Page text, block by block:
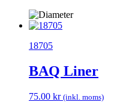
18705
BAQ Liner
75.00 kr (inkl. moms)